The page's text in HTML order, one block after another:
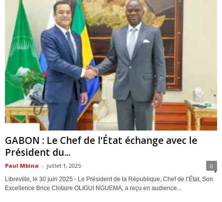
GABON : Le Chef de l’État échange avec le
Président du...
Paul Mbina - juillet 1, 2025 0
Libreville, le 30 juin 2025 - Le Président de la République, Chef de l’État, Son
Excellence Brice Clotaire OLIGUI NGUEMA, a reçu en audience...